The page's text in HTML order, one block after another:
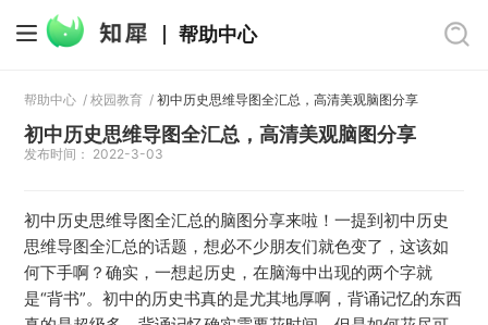
帮助中心
帮助中心 /校园教育 /初中历史思维导图全汇总，高清美观脑图分享
初中历史思维导图全汇总，高清美观脑图分享
发布时间： 2022-3-03
初中历史思维导图全汇总的脑图分享来啦！一提到初中历史
思维导图全汇总的话题，想必不少朋友们就色变了，这该如
何下手啊？确实，一想起历史，在脑海中出现的两个字就
是“背书”。初中的历史书真的是尤其地厚啊，背诵记忆的东西